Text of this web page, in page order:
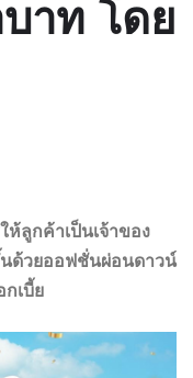
าท โดย
ลูกค้าเป็นเจ้าของ
นด้วยออฟชั่นผ่อนดาวน์
เบี้ย